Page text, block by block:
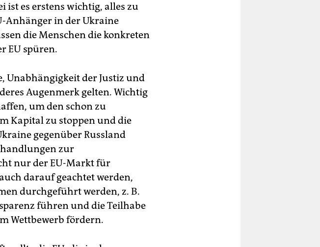
ist es erstens wichtig, alles zu
Anhänger in der Ukraine
die Menschen die konkreten
EU spüren.
Unabhängigkeit der Justiz und
Augenmerk gelten. Wichtig
um den schon zu
Kapital zu stoppen und die
gegenüber Russland
zur
nur der EU-Markt für
darauf geachtet werden,
durchgeführt werden, z. B.
führen und die Teilhabe
Wettbewerb fördern.